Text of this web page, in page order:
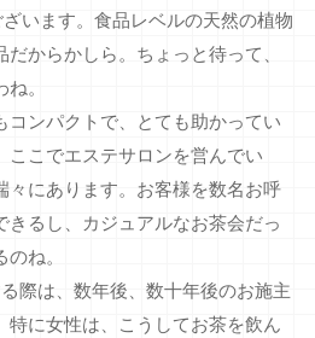
います。食品レベルの天然の植物
からかしら。ちょっと待って、
。
コンパクトで、とても助かってい
ここでエステサロンを営んでい
々にあります。お客様を数名お呼
るし、カジュアルなお茶会だっ
ね。
際は、数年後、数十年後のお施主
に女性は、こうしてお茶を飲ん